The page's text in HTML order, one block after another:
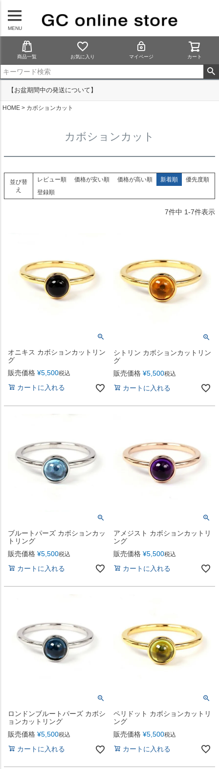
MENU
商品一覧 お気に入り マイページ カート
【お盆期間中の発送について】
HOME カボションカット
カボションカット
並び替
え
レビュー順 価格が安い順 価格が高い順 新着順
優先度順
登録順
7件中 1-7件表示
オニキス カボションカットリン
グ
販売価格 ¥5,500税込
カートに入れる
シトリン カボションカットリン
グ
販売価格 ¥5,500税込
カートに入れる
ブルートパーズ カボションカッ
トリング
販売価格 ¥5,500税込
カートに入れる
アメジスト カボションカットリ
ング
販売価格 ¥5,500税込
カートに入れる
ロンドンブルートパーズ カボシ
ョンカットリング
販売価格 ¥5,500税込
カートに入れる
ペリドット カボションカットリ
ング
販売価格 ¥5,500税込
カートに入れる